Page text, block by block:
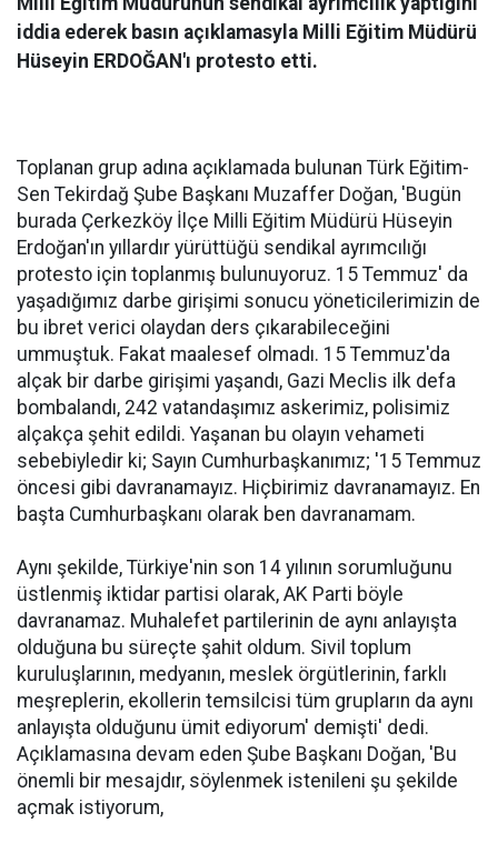
iddia ederek basın açıklamasyla Milli Eğitim Müdürü
Hüseyin ERDOĞAN'ı protesto etti.
Toplanan grup adına açıklamada bulunan Türk Eğitim-
Sen Tekirdağ Şube Başkanı Muzaffer Doğan, 'Bugün
burada Çerkezköy İlçe Milli Eğitim Müdürü Hüseyin
Erdoğan'ın yıllardır yürüttüğü sendikal ayrımcılığı
protesto için toplanmış bulunuyoruz. 15 Temmuz' da
yaşadığımız darbe girişimi sonucu yöneticilerimizin de
bu ibret verici olaydan ders çıkarabileceğini
ummuştuk. Fakat maalesef olmadı. 15 Temmuz'da
alçak bir darbe girişimi yaşandı, Gazi Meclis ilk defa
bombalandı, 242 vatandaşımız askerimiz, polisimiz
alçakça şehit edildi. Yaşanan bu olayın vehameti
sebebiyledir ki; Sayın Cumhurbaşkanımız; '15 Temmuz
öncesi gibi davranamayız. Hiçbirimiz davranamayız. En
başta Cumhurbaşkanı olarak ben davranamam.
Aynı şekilde, Türkiye'nin son 14 yılının sorumluğunu
üstlenmiş iktidar partisi olarak, AK Parti böyle
davranamaz. Muhalefet partilerinin de aynı anlayışta
olduğuna bu süreçte şahit oldum. Sivil toplum
kuruluşlarının, medyanın, meslek örgütlerinin, farklı
meşreplerin, ekollerin temsilcisi tüm grupların da aynı
anlayışta olduğunu ümit ediyorum' demişti' dedi.
Açıklamasına devam eden Şube Başkanı Doğan, 'Bu
önemli bir mesajdır, söylenmek istenileni şu şekilde
açmak istiyorum,